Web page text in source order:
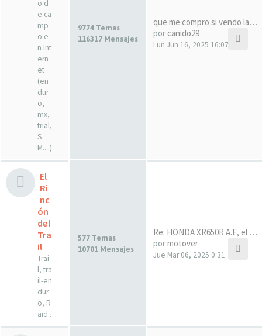
o d
e ca
mp
o e
n Int
ern
et
(en
dur
o,
mx,
trial,
S
M....)
9774 Temas
116317 Mensajes
que me compro si vendo la drz…
por canido29
Lun Jun 16, 2025 16:07
El
Ri
nc
ón
del
Tra
il
Trai
l, tra
il-en
dur
o, R
aid..
577 Temas
10701 Mensajes
Re: HONDA XR650R A.E, el sueñ…
pormotover
Jue Mar 06, 2025 0:31